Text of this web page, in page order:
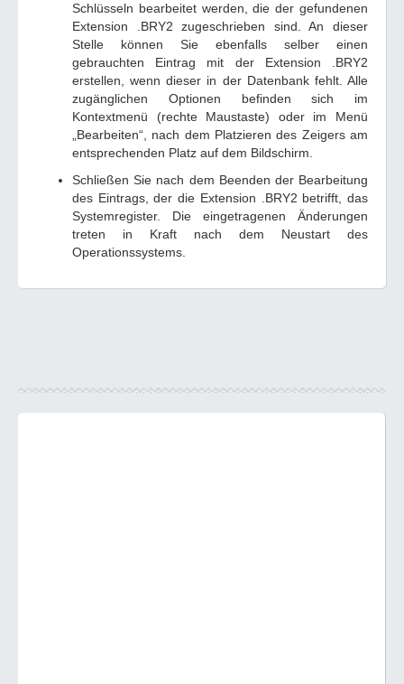
Schlüsseln bearbeitet werden, die der gefundenen
Extension .BRY2 zugeschrieben sind. An dieser
Stelle können Sie ebenfalls selber einen
gebrauchten Eintrag mit der Extension .BRY2
erstellen, wenn dieser in der Datenbank fehlt. Alle
zugänglichen Optionen befinden sich im
Kontextmenü (rechte Maustaste) oder im Menü
„Bearbeiten“, nach dem Platzieren des Zeigers am
entsprechenden Platz auf dem Bildschirm.
Schließen Sie nach dem Beenden der Bearbeitung
des Eintrags, der die Extension .BRY2 betrifft, das
Systemregister. Die eingetragenen Änderungen
treten in Kraft nach dem Neustart des
Operationssystems.